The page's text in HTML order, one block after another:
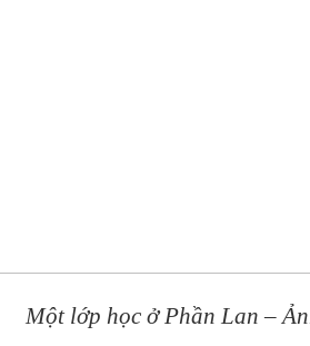
Một lớp học ở Phần Lan –